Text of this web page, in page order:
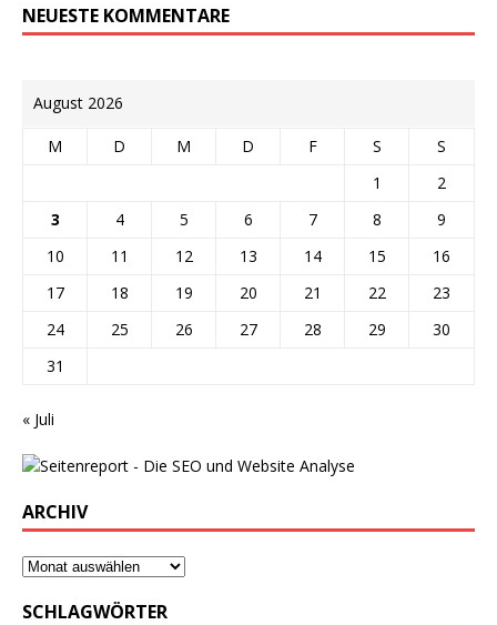
NEUESTE KOMMENTARE
August 2026
M D M D F S
S
1
2
3
4 5 6 7 8
9
10
11 12 13 14 15
16
17
18 19 20 21 22
23
24
25 26 27 28 29
30
31
« Juli
ARCHIV
SCHLAGWÖRTER